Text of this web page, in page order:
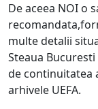
De aceea NOI o
multe detalii
Steaua
de continuitatea
arhivele UEFA.